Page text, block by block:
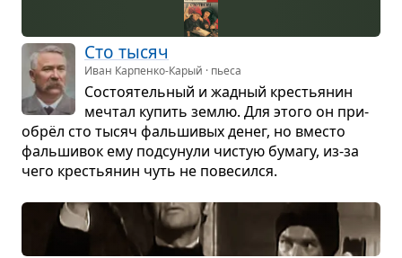
Сто тысяч
Иван Карпенко-Карый · пьеса
Состо­я­тель­ный и жад­ный кре­стья­нин
меч­тал купить землю. Для этого он при­
обрёл сто тысяч фаль­ши­вых денег, но вме­сто
фаль­ши­вок ему под­су­нули чистую бумагу, из-за
чего кре­стья­нин чуть не пове­сился.